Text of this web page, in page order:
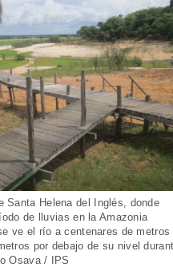
Santa Helena del Inglés, donde
de lluvias en la Amazonia
ve el río a centenares de metros
por debajo de su nivel
Osava / IPS